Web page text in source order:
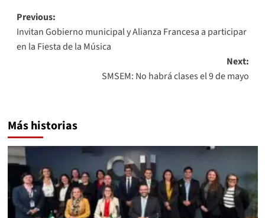
Post
navigation
Previous:
Invitan Gobierno municipal y Alianza Francesa a participar
en la Fiesta de la Música
Next:
SMSEM: No habrá clases el 9 de mayo
Más historias